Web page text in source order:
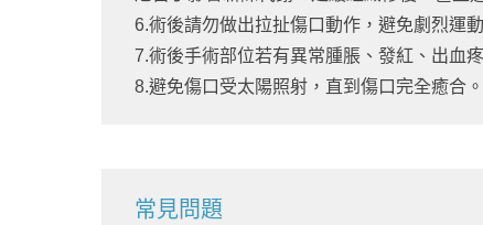
6.術後請勿做出拉扯傷口動作，避免劇烈運
7.術後手術部位若有異常腫脹、發紅、出血
8.避免傷口受太陽照射，直到傷口完全癒合。
常見問題